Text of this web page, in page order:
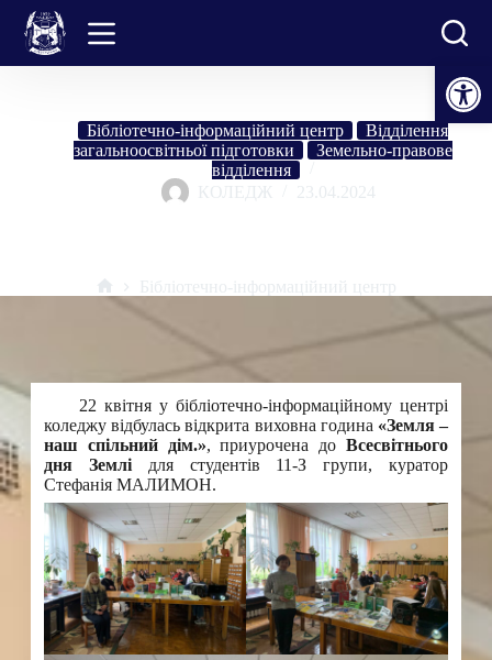
Відкрити Панель інструментів
Перейти
вмісту
Бібліотечно-інформаційний центр
Відділення
загальноосвітньої підготовки
Земельно-правове
відділення
КОЛЕДЖ
23.04.2024
Головна
Бібліотечно-інформаційний центр
22 квітня у бібліотечно-інформаційному центрі
коледжу відбулась відкрита виховна година «Земля –
наш спільний дім.», приурочена доВсесвітнього
дня Землідля студентів 11-З групи, куратор
Стефанія МАЛИМОН.